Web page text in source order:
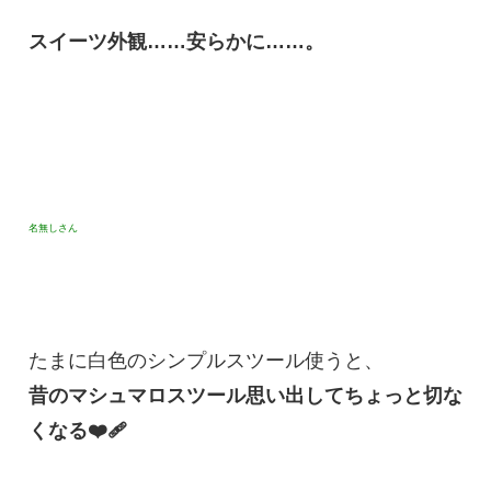
スイーツ外観……安らかに……。
名無しさん
たまに白色のシンプルスツール使うと、
昔のマシュマロスツール思い出してちょっと切な
くなる❤️‍🩹